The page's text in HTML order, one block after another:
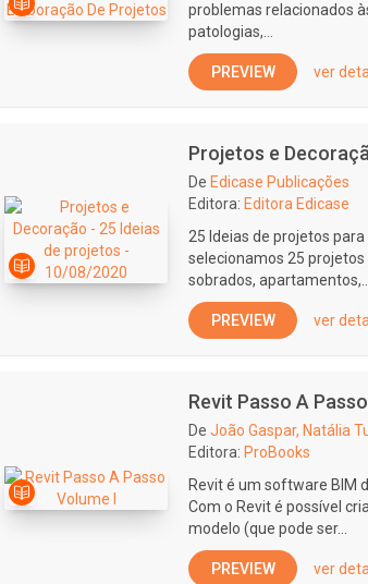
problemas relacionados
patologias,...
PREVIEW ver
Projetos e
De Edicase Publicações
Editora: Editora Edicase
25 Ideias de projetos
selecionamos 25
sobrados, apartamentos,...
PREVIEW ver
Revit Passo A
De João Gaspar, Natália
Editora: ProBooks
Revit é um software BIM
Com o Revit é possível
modelo (que pode ser...
PREVIEW ver